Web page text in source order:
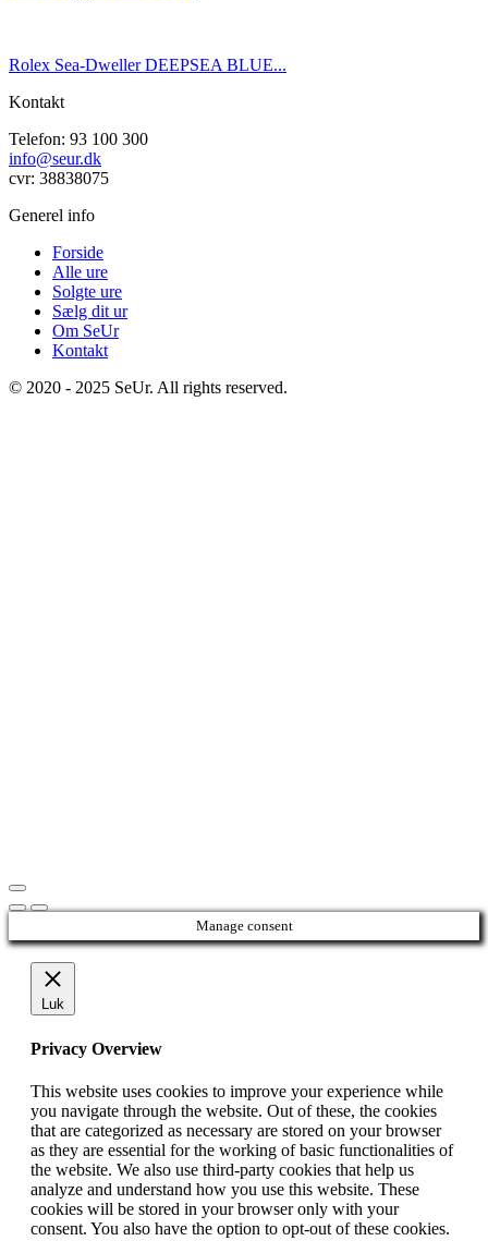
Rolex Sea-Dweller DEEPSEA BLUE...
Kontakt
Telefon: 93 100 300
info@seur.dk
cvr: 38838075
Generel info
Forside
Alle ure
Solgte ure
Sælg dit ur
Om SeUr
Kontakt
© 2020 - 2025 SeUr. All rights reserved.
Manage consent
Luk
Privacy Overview
This website uses cookies to improve your experience while
you navigate through the website. Out of these, the cookies
that are categorized as necessary are stored on your browser
as they are essential for the working of basic functionalities of
the website. We also use third-party cookies that help us
analyze and understand how you use this website. These
cookies will be stored in your browser only with your
consent. You also have the option to opt-out of these cookies.